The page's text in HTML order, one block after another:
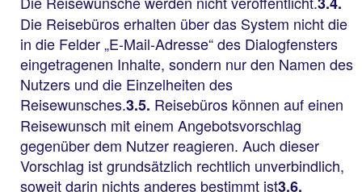
Die Reisebüros erhalten über das System nicht die
in die Felder „E-Mail-Adresse“ des Dialogfensters
eingetragenen Inhalte, sondern nur den Namen des
Nutzers und die Einzelheiten des
Reisewunsches.3.5. Reisebüros können auf einen
Reisewunsch mit einem Angebotsvorschlag
gegenüber dem Nutzer reagieren. Auch dieser
Vorschlag ist grundsätzlich rechtlich unverbindlich,
soweit darin nichts anderes bestimmt ist3.6.